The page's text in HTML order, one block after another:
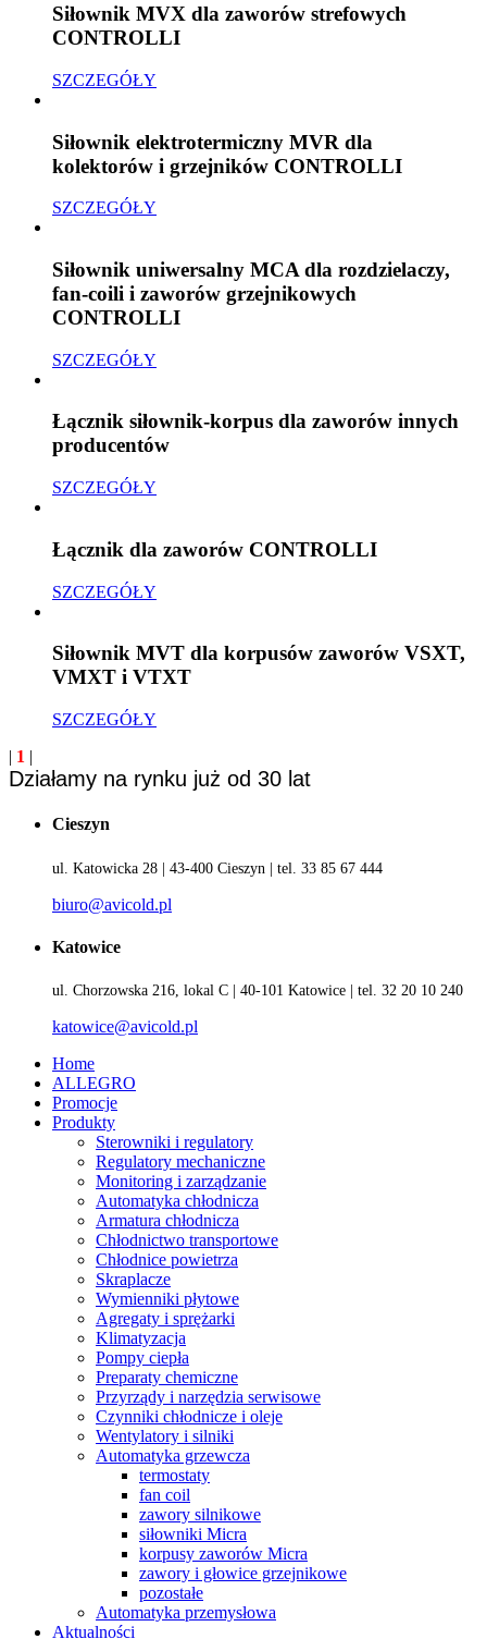
Siłownik MVX dla zaworów strefowych
CONTROLLI
SZCZEGÓŁY
Siłownik elektrotermiczny MVR dla
kolektorów i grzejników CONTROLLI
SZCZEGÓŁY
Siłownik uniwersalny MCA dla rozdzielaczy,
fan-coili i zaworów grzejnikowych
CONTROLLI
SZCZEGÓŁY
Łącznik siłownik-korpus dla zaworów innych
producentów
SZCZEGÓŁY
Łącznik dla zaworów CONTROLLI
SZCZEGÓŁY
Siłownik MVT dla korpusów zaworów VSXT,
VMXT i VTXT
SZCZEGÓŁY
| 1 |
Działamy na rynku już od 30 lat
Cieszyn
ul. Katowicka 28 | 43-400 Cieszyn | tel. 33 85 67 444
biuro@avicold.pl
Katowice
ul. Chorzowska 216, lokal C | 40-101 Katowice | tel. 32 20 10 240
katowice@avicold.pl
Home
ALLEGRO
Promocje
Produkty
Sterowniki i regulatory
Regulatory mechaniczne
Monitoring i zarządzanie
Automatyka chłodnicza
Armatura chłodnicza
Chłodnictwo transportowe
Chłodnice powietrza
Skraplacze
Wymienniki płytowe
Agregaty i sprężarki
Klimatyzacja
Pompy ciepła
Preparaty chemiczne
Przyrządy i narzędzia serwisowe
Czynniki chłodnicze i oleje
Wentylatory i silniki
Automatyka grzewcza
termostaty
fan coil
zawory silnikowe
siłowniki Micra
korpusy zaworów Micra
zawory i głowice grzejnikowe
pozostałe
Automatyka przemysłowa
Aktualności